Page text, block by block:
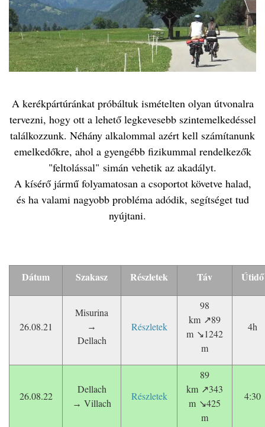
A kerékpártúránkat próbáltuk ismételten olyan útvonalra
tervezni, hogy ott a lehető legkevesebb szintemelkedéssel
találkozzunk. Néhány alkalommal azért kell számítanunk
emelkedőkre, ahol a gyengébb fizikummal rendelkezők
"feltolással" simán vehetik az akadályt.
A kísérő jármű folyamatosan a csoportot követve halad,
és ha valami nagyobb probléma adódik, segítséget tud
nyújtani.
Dátum Szakasz Részletek Táv Útidő
26.08.21
Misurina
→
Dellach
Részletek
98
km ↗89
m ↘1242
m
4h
26.08.22
Dellach
→ Villach
Részletek
89
km ↗343
m ↘425
m
4:30